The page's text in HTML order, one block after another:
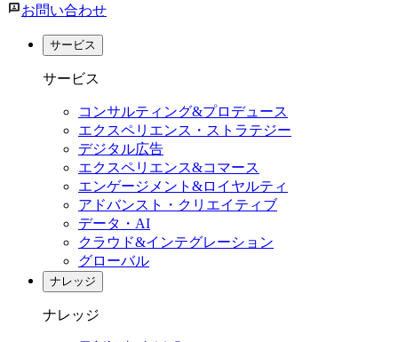
お問い合わせ
サービス
サービス
コンサルティング&プロデュース
エクスペリエンス・ストラテジー
デジタル広告
エクスペリエンス&コマース
エンゲージメント&ロイヤルティ
アドバンスト・クリエイティブ
データ・AI
クラウド&インテグレーション
グローバル
ナレッジ
ナレッジ